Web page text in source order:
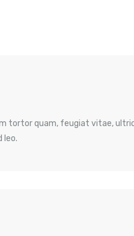
tortor quam, feugiat vitae,
leo.